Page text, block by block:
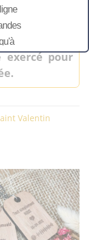
L 121-
le droit
pour
Valentin